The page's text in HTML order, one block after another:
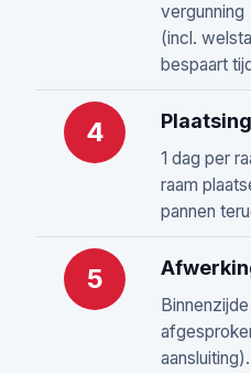
vergunning
(incl.
bespaart
4 Plaatsing
1 dag per
raam
pannen
5